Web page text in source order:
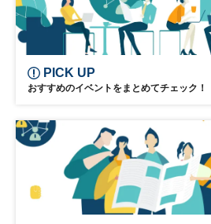
PICK UP
おすすめのイベントをまとめてチェック！